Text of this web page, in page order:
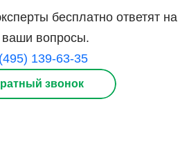
бесплатно ответят на
ваши вопросы.
139-63-35
звонок